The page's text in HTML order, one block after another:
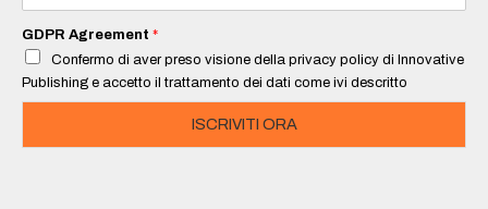
a
i
*
GDPR Agreement *
Confermo di aver preso visione della privacy policy di Innovative
Publishing e accetto il trattamento dei dati come ivi descritto
ISCRIVITI ORA